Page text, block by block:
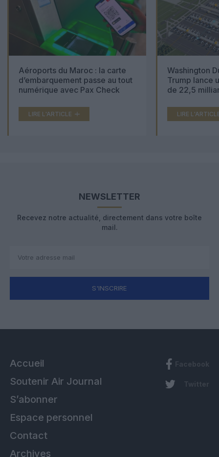
Aéroports du Maroc : la carte
d’embarquement passe au tout
numérique avec Pax Check
LIRE L'ARTICLE
Washington
Trump lance
de 22,5
LIRE
NEWSLETTER
Recevez notre actualité, directement dans votre boîte
mail.
S'INSCRIRE
Accueil
Soutenir Air Journal
S’abonner
Espace personnel
Contact
Archives